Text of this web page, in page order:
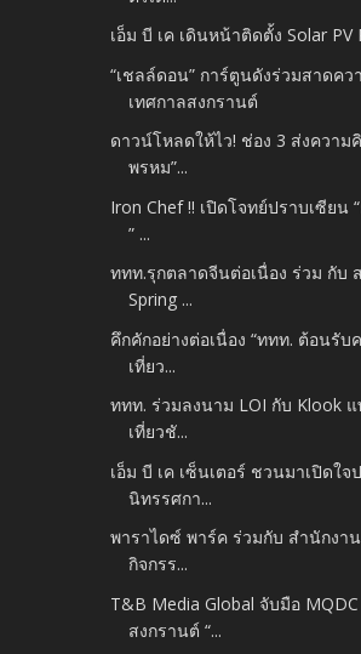
เอ็ม บี เค เดินหน้าติดตั้ง Solar PV
“เชลล์ดอน” การ์ตูนดังร่วมสาดค
เทศกาลสงกรานต์
ดาวน์โหลดให้ไว! ช่อง 3 ส่งความคิ
พรหม”...
Iron Chef !! เปิดโจทย์ปราบเซียน
” ...
ททท.รุกตลาดจีนต่อเนื่อง ร่วม กับ
Spring ...
คึกคักอย่างต่อเนื่อง “ททท. ต้อนรั
เที่ยว...
ททท. ร่วมลงนาม LOI กับ Klook
เที่ยวชั...
เอ็ม บี เค เซ็นเตอร์ ชวนมาเปิดใจ
นิทรรศกา...
พาราไดซ์ พาร์ค ร่วมกับ สำนักงา
กิจกรร...
T&B Media Global จับมือ
สงกรานต์ “...